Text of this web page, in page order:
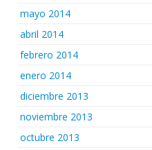
mayo 2014
abril 2014
febrero 2014
enero 2014
diciembre 2013
noviembre 2013
octubre 2013